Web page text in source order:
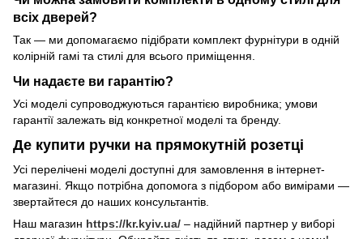
всіх дверей?
Так — ми допомагаємо підібрати комплект фурнітури в одній
колірній гамі та стилі для всього приміщення.
Чи надаєте ви гарантію?
Усі моделі супроводжуються гарантією виробника; умови
гарантії залежать від конкретної моделі та бренду.
Де купити ручки на прямокутній розетці
Усі перелічені моделі доступні для замовлення в інтернет-
магазині. Якщо потрібна допомога з підбором або вимірами —
звертайтеся до наших консультантів.
Наш магазин https://kr.kyiv.ua/ – надійний партнер у виборі